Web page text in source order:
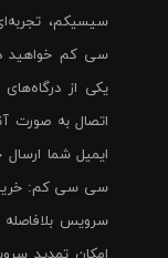
سیسیکم،
سی کم خواهید
یکی از
اتصال به صورت
ایمیل شما
سی سی کم: خرید
سرویس